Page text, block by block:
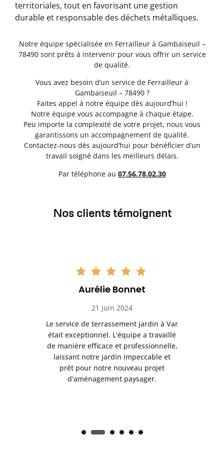
territoriales, tout en favorisant une gestion
durable et responsable des déchets métalliques.
Notre équipe spécialisée en Ferrailleur à Gambaiseuil –
78490 sont prêts à intervenir pour vous offrir un service
de qualité.
Vous avez besoin d’un service de Ferrailleur à
Gambaiseuil – 78490 ?
Faites appel à notre équipe dès aujourd’hui !
Notre équipe vous accompagne à chaque étape.
Peu importe la complexité de votre projet, nous vous
garantissons un accompagnement de qualité.
Contactez-nous dès aujourd’hui pour bénéficier d’un
travail soigné dans les meilleurs délais.
Par téléphone au 07.56.78.02.30
Nos clients témoignent
Aurélie Bonnet
21 juin 2024
Le service de terrassement jardin à Var
était exceptionnel. L'équipe a travaillé
de manière efficace et professionnelle,
laissant notre jardin impeccable et
prêt pour notre nouveau projet
d'aménagement paysager.